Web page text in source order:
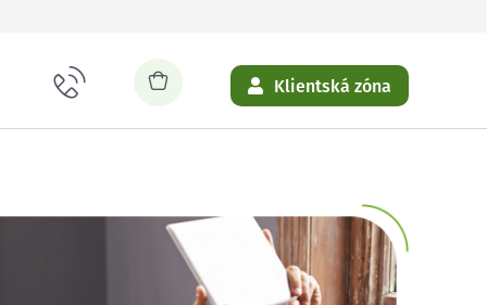
Klientská zóna